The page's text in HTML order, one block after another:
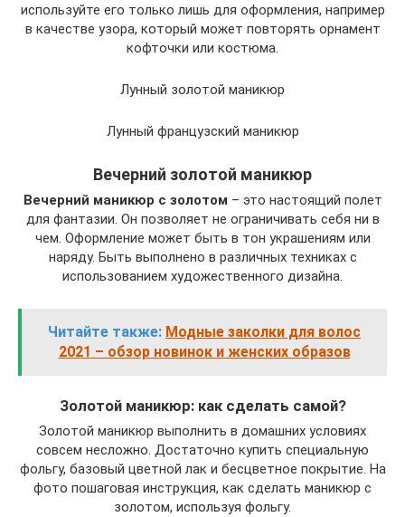
используйте его только лишь для оформления, например
в качестве узора, который может повторять орнамент
кофточки или костюма.
Лунный золотой маникюр
Лунный французский маникюр
Вечерний золотой маникюр
Вечерний маникюр с золотом – это настоящий полет
для фантазии. Он позволяет не ограничивать себя ни в
чем. Оформление может быть в тон украшениям или
наряду. Быть выполнено в различных техниках с
использованием художественного дизайна.
Читайте также: Модные заколки для волос
2021 – обзор новинок и женских образов
Золотой маникюр: как сделать самой?
Золотой маникюр выполнить в домашних условиях
совсем несложно. Достаточно купить специальную
фольгу, базовый цветной лак и бесцветное покрытие. На
фото пошаговая инструкция, как сделать маникюр с
золотом, используя фольгу.